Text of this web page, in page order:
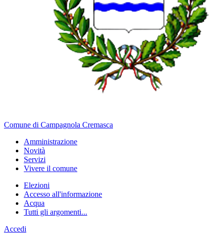
Comune di Campagnola Cremasca
Amministrazione
Novità
Servizi
Vivere il comune
Elezioni
Accesso all'informazione
Acqua
Tutti gli argomenti...
Accedi